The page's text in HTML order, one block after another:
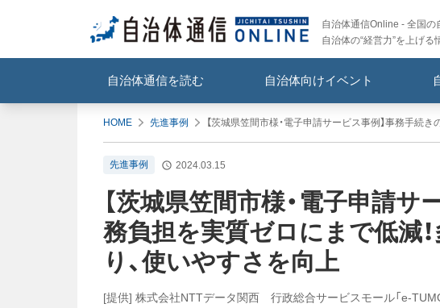
自治体通信Online - 全国の
自治体の“経営力”を上げる
自治体通信を読む 自治体向けイベント
HOME 先進事例 【茨城県笠間市様・電子申請サービス事例】事務手続
先進事例 2024.03.15
【茨城県笠間市様・電子申請
務負担を実質ゼロにまで低減
り、使いやすさを向上
[提供] 株式会社NTTデータ関西 行政総合サービスモール「e-